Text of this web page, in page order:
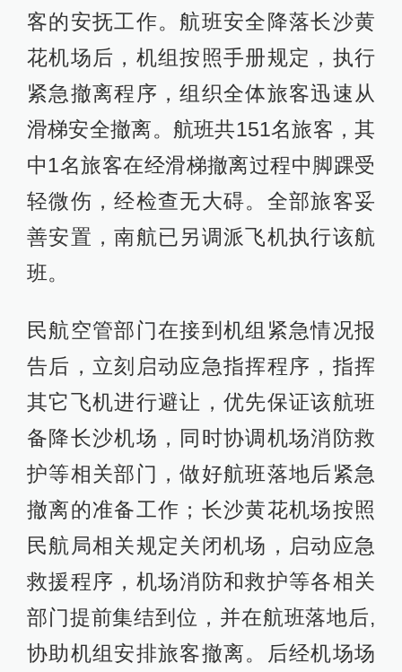
客的安抚工作。航班安全降落长沙黄
花机场后，机组按照手册规定，执行
紧急撤离程序，组织全体旅客迅速从
滑梯安全撤离。航班共151名旅客，其
中1名旅客在经滑梯撤离过程中脚踝受
轻微伤，经检查无大碍。全部旅客妥
善安置，南航已另调派飞机执行该航
班。
民航空管部门在接到机组紧急情况报
告后，立刻启动应急指挥程序，指挥
其它飞机进行避让，优先保证该航班
备降长沙机场，同时协调机场消防救
护等相关部门，做好航班落地后紧急
撤离的准备工作；长沙黄花机场按照
民航局相关规定关闭机场，启动应急
救援程序，机场消防和救护等各相关
部门提前集结到位，并在航班落地后,
协助机组安排旅客撤离。后经机场场